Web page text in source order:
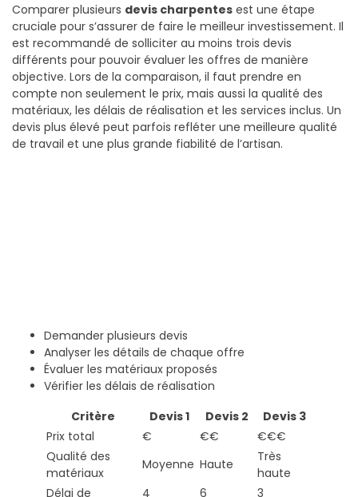
Comparer plusieurs devis charpentes est une étape
cruciale pour s’assurer de faire le meilleur investissement. Il
est recommandé de solliciter au moins trois devis
différents pour pouvoir évaluer les offres de manière
objective. Lors de la comparaison, il faut prendre en
compte non seulement le prix, mais aussi la qualité des
matériaux, les délais de réalisation et les services inclus. Un
devis plus élevé peut parfois refléter une meilleure qualité
de travail et une plus grande fiabilité de l’artisan.
Demander plusieurs devis
Analyser les détails de chaque offre
Évaluer les matériaux proposés
Vérifier les délais de réalisation
Critère
Devis 1 Devis 2
Devis 3
Prix total
€ €€
€€€
Qualité des
matériaux
Moyenne Haute
Très
haute
Délai de
4 6 3